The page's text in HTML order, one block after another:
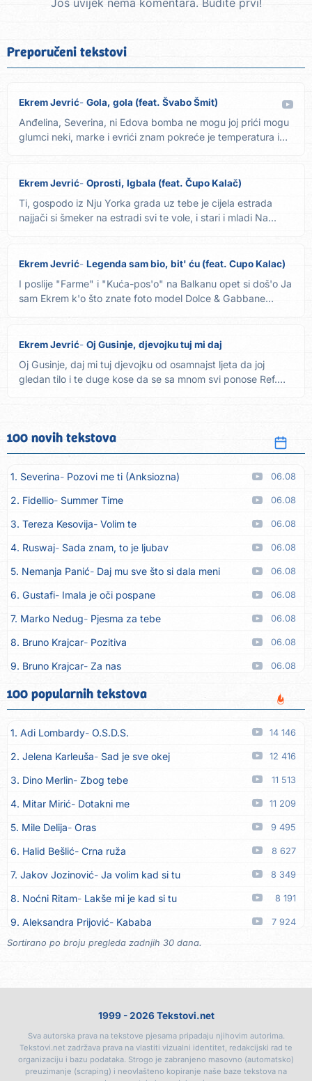
Još uvijek nema komentara. Budite prvi!
Preporučeni tekstovi
Ekrem Jevrić Gola, gola (feat. Švabo Šmit)
Anđelina, Severina, ni Edova bomba ne mogu joj prići mogu
glumci neki, marke i evrići znam pokreće je temperatura i
Ekrem Jevrić Oprosti, Igbala (feat. Čupo Kalač)
Ti, gospodo iz Nju Yorka grada uz tebe je cijela estrada
najjači si šmeker na estradi svi te vole, i stari i mladi Na...
Ekrem Jevrić Legenda sam bio, bit' ću (feat. Cupo Kalac)
I poslije "Farme" i "Kuća-pos'o" na Balkanu opet si doš'o Ja
sam Ekrem k'o što znate foto model Dolce & Gabbane
Ekrem Jevrić Oj Gusinje, djevojku tuj mi daj
Oj Gusinje, daj mi tuj djevojku od osamnajst ljeta da joj
gledan tilo i te duge kose da se sa mnom svi ponose Ref.
100 novih tekstova
1. Severina Pozovi me ti (Anksiozna) 06.08
2. Fidellio Summer Time 06.08
3. Tereza Kesovija Volim te 06.08
4. Ruswaj Sada znam, to je ljubav 06.08
5. Nemanja Panić Daj mu sve što si dala meni 06.08
6. Gustafi Imala je oči pospane 06.08
7. Marko Nedug Pjesma za tebe 06.08
8. Bruno Krajcar Pozitiva 06.08
9. Bruno Krajcar Za nas 06.08
10. Tereza Kesovija Da li ću moći
11. Lidija Bačić Neka se vino toči (Nazdravlje) 06.08
12. Karin Kuljanić Nisi zavridel 06.08
13. Tamara Brusić Nigdi ni lipo ko doma 06.08
14. Tamara Brusić Biž´mo ća 06.08
15. Rusko Richie Bila si, bila 06.08
16. Rusko Richie Ti i ja 06.08
17. Azra Husarkić Ako treba 06.08
18. Azra Husarkić Ljubavnice 06.08
19. Azra Husarkić Zakon jačeg 06.08
20. Azra Husarkić Premalo 06.08
21. Azra Husarkić Omađijana
Oče i majko
25. Azra Husarkić Malo ja, malo ti 06.08
26. Alen Hasanović Fanatik 05.08
100 popularnih tekstova
1. Adi Lombardy O.S.D.S. 14 146
2. Jelena Karleuša Sad je sve okej 12 416
3. Dino Merlin Zbog tebe 11 513
4. Mitar Mirić Dotakni me 11 209
5. Mile Delija Oras 9 495
6. Halid Bešlić Crna ruža 8 627
7. Jakov Jozinović Ja volim kad si tu 8 349
8. Noćni Ritam Lakše mi je kad si tu 8 191
9. Aleksandra Prijović Kababa 7 924
10. Halid Bešlić Ljiljani
Rekla si mi
14. Karlo! Mon amour 6 405
15. Vesna Zmijanac Ovo u grudima 6 359
Sortirano po broju pregleda zadnjih 30 dana.
1999 - 2026 Tekstovi.net
Sva autorska prava na tekstove pjesama pripadaju njihovim autorima.
Tekstovi.net zadržava prava na vlastiti vizualni identitet, redakcijski rad te
organizaciju i bazu podataka. Strogo je zabranjeno masovno (automatsko)
preuzimanje (scraping) i neovlašteno kopiranje naše baze tekstova na